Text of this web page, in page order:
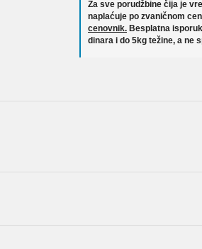
Za sve porudžbine čija je
naplaćuje po zvaničnom
cenovnik. Besplatna
dinara i do 5kg težine, a ne